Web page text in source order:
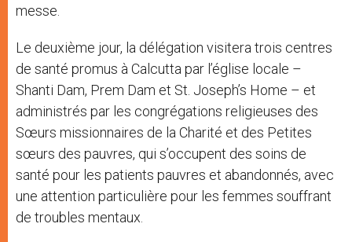
messe.
Le deuxième jour, la délégation visitera trois centres
de santé promus à Calcutta par l’église locale –
Shanti Dam, Prem Dam et St. Joseph’s Home – et
administrés par les congrégations religieuses des
Sœurs missionnaires de la Charité et des Petites
sœurs des pauvres, qui s’occupent des soins de
santé pour les patients pauvres et abandonnés, avec
une attention particulière pour les femmes souffrant
de troubles mentaux.